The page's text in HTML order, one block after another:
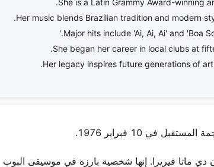
She is a Latin Grammy Award-winning
Her music blends Brazilian tradition and modern
Major hits include 'Ai, Ai, Ai' and 'Boa
She began her career in local clubs at
Her legacy inspires future generations of
دي ماتا فيريرا. إنها شخصية بارزة في موسيقى البوب